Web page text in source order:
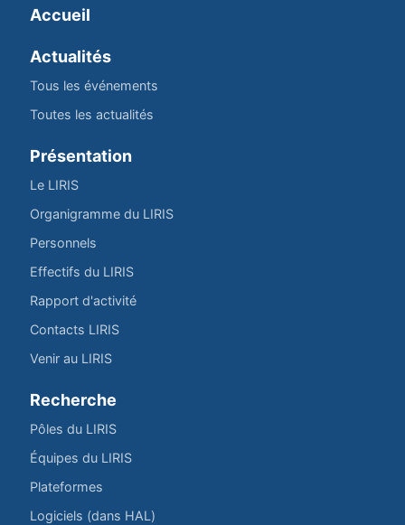
Accueil
Actualités
Tous les événements
Toutes les actualités
Présentation
Le LIRIS
Organigramme du LIRIS
Personnels
Effectifs du LIRIS
Rapport d'activité
Contacts LIRIS
Venir au LIRIS
Recherche
Pôles du LIRIS
Équipes du LIRIS
Plateformes
Logiciels (dans HAL)